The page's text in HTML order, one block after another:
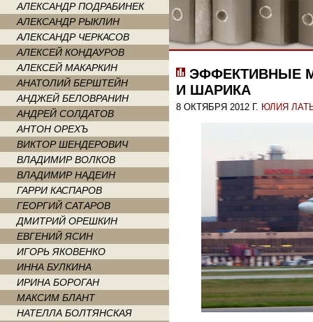
АЛЕКСАНДР ПОДРАБИНЕК
АЛЕКСАНДР РЫКЛИН
АЛЕКСАНДР ЧЕРКАСОВ
АЛЕКСЕЙ КОНДАУРОВ
АЛЕКСЕЙ МАКАРКИН
АНАТОЛИЙ БЕРШТЕЙН
АНДЖЕЙ БЕЛОВРАНИН
АНДРЕЙ СОЛДАТОВ
АНТОН ОРЕХЪ
ВИКТОР ШЕНДЕРОВИЧ
ВЛАДИМИР ВОЛКОВ
ВЛАДИМИР НАДЕИН
ГАРРИ КАСПАРОВ
ГЕОРГИЙ САТАРОВ
ДМИТРИЙ ОРЕШКИН
ЕВГЕНИЙ ЯСИН
ИГОРЬ ЯКОВЕНКО
ИННА БУЛКИНА
ИРИНА БОРОГАН
МАКСИМ БЛАНТ
НАТЕЛЛА БОЛТЯНСКАЯ
ЭФФЕКТИВНЫЕ
И ШАРИКА
8 ОКТЯБРЯ 2012 Г. ЮЛИЯ